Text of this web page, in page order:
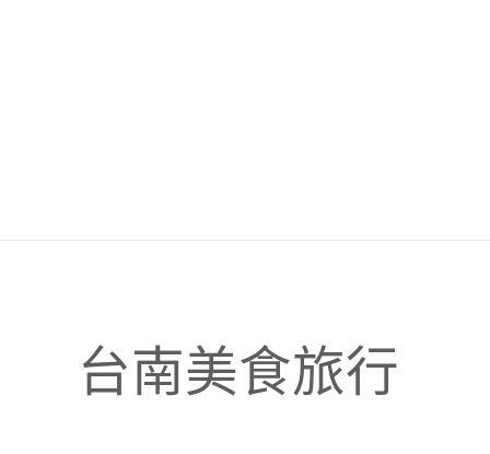
台南美食旅行